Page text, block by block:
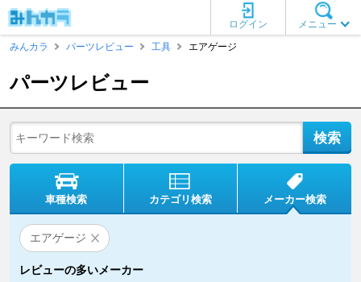
メニュー
ログイン
みんカラ
パーツレビュー 工具 エアゲージ
パーツレビュー
車種検索 カテゴリ検索 メーカー検索
エアゲージ
レビューの多いメーカー